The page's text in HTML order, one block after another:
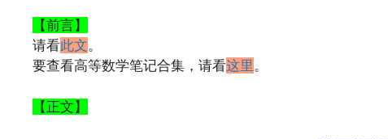
【前言】
请看此文。
要查看高等数学笔记合集，请看这里。
【正文】